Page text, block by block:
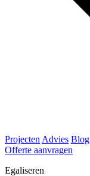
Projecten Advies Blog
Offerte aanvragen
Egaliseren